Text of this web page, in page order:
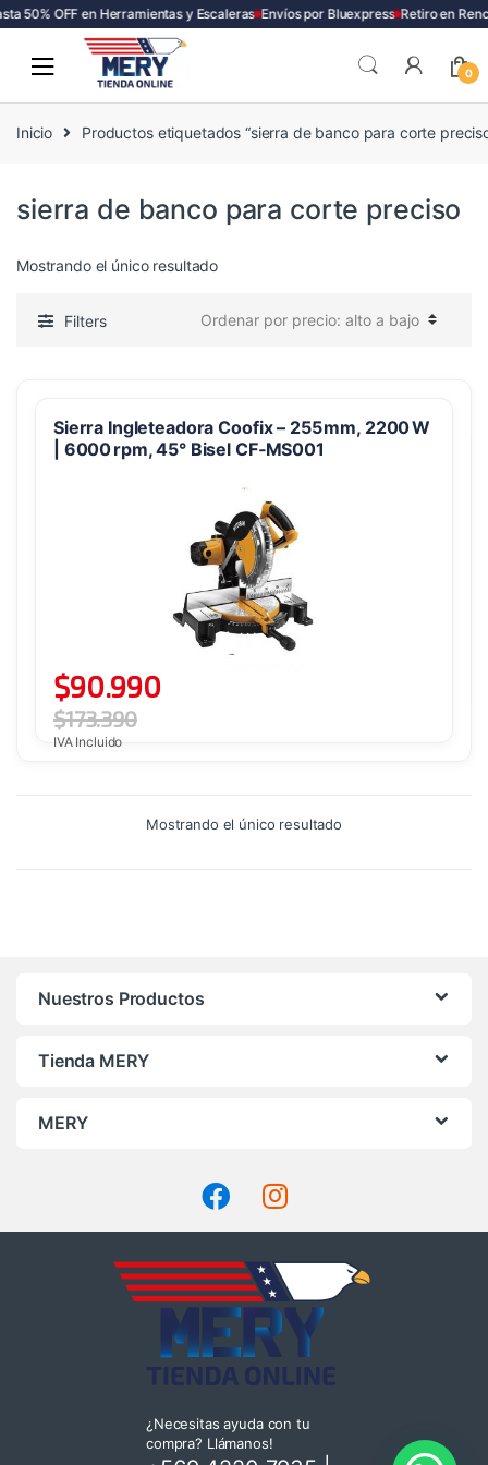
50% OFF en Herramientas y Escaleras Envíos por Bluexpress Retiro en
0
Inicio Productos etiquetados “sierra de banco para corte
sierra de banco para corte preciso
Mostrando el único resultado
Filters
Sierra Ingleteadora Coofix – 255 mm, 2200 W
| 6000 rpm, 45° Bisel CF‑MS001
$90.990
$173.390
IVA Incluido
Mostrando el único resultado
Nuestros Productos
Tienda MERY
MERY
¿Necesitas ayuda con tu
compra? Llámanos!